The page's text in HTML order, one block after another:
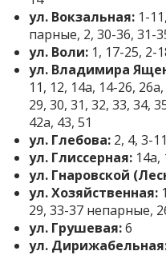
ул. Вокзальная: 1-
парные, 2, 30-36, 31-
ул. Воли: 1, 17-25, 2-
ул. Владимира
11, 12, 14а, 14-26,
29, 30, 31, 32, 33, 34,
42а, 43, 51
ул. Глебова: 2, 4, 3-
ул. Глиссерная: 14а,
ул. Гнаровской
ул. Хозяйственная:
29, 33-37 непарные,
ул. Грушевая:6
ул.